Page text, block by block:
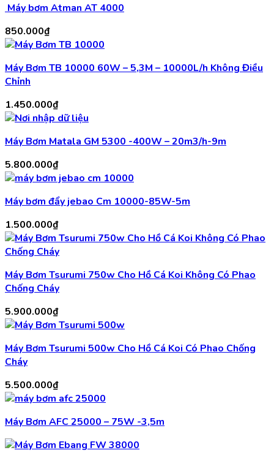
Máy bơm Atman AT 4000
850.000₫
Máy Bơm TB 10000 60W – 5,3M – 10000L/h Không Điều
Chỉnh
1.450.000₫
Máy Bơm Matala GM 5300 -400W – 20m3/h-9m
5.800.000₫
Máy bơm đẩy jebao Cm 10000-85W-5m
1.500.000₫
Máy Bơm Tsurumi 750w Cho Hồ Cá Koi Không Có Phao
Chống Cháy
5.900.000₫
Máy Bơm Tsurumi 500w Cho Hồ Cá Koi Có Phao Chống
Cháy
5.500.000₫
Máy Bơm AFC 25000 – 75W -3,5m